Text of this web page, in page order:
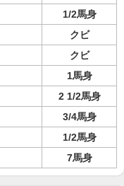
1/2馬身
クビ
クビ
1馬身
2 1/2馬身
3/4馬身
1/2馬身
7馬身